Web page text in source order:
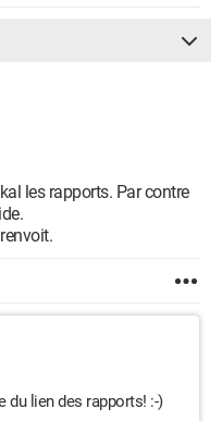
les rapports. Par contre
du lien des rapports! :-)